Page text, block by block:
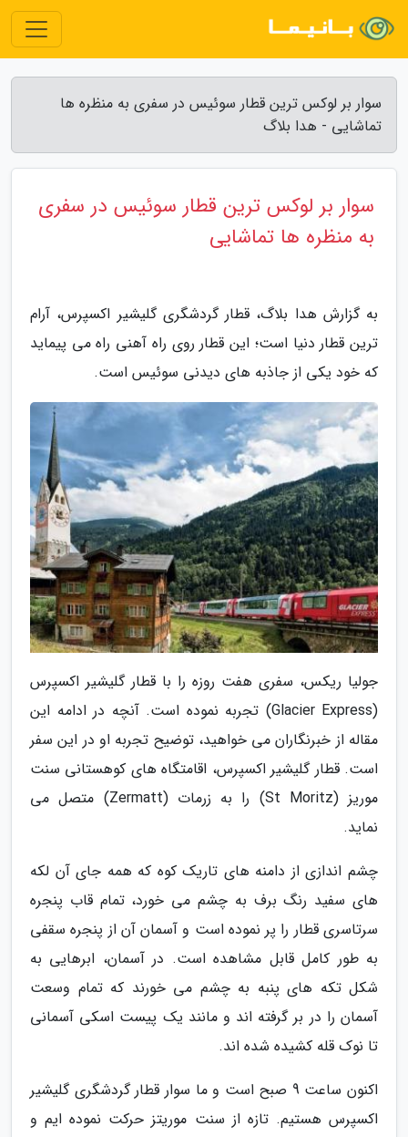
سوار بر لوکس ترین قطار سوئیس در سفری به منظره ها
تماشایی - هدا بلاگ
سوار بر لوکس ترین قطار سوئیس در سفری
به منظره ها تماشایی
به گزارش هدا بلاگ، قطار گردشگری گلیشیر اکسپرس، آرام
ترین قطار دنیا است؛ این قطار روی راه آهنی راه می پیماید
که خود یکی از جاذبه های دیدنی سوئیس است.
جولیا ریکس، سفری هفت روزه را با قطار گلیشیر اکسپرس
(Glacier Express) تجربه نموده است. آنچه در ادامه این
مقاله از خبرنگاران می خواهید، توضیح تجربه او در این سفر
است. قطار گلیشیر اکسپرس، اقامتگاه های کوهستانی سنت
موریز (St Moritz) را به زرمات (Zermatt) متصل می
نماید.
چشم اندازی از دامنه های تاریک کوه که همه جای آن لکه
های سفید رنگ برف به چشم می خورد، تمام قاب پنجره
سرتاسری قطار را پر نموده است و آسمان آن از پنجره سقفی
به طور کامل قابل مشاهده است. در آسمان، ابرهایی به
شکل تکه های پنبه به چشم می خورند که تمام وسعت
آسمان را در بر گرفته اند و مانند یک پیست اسکی آسمانی
تا نوک قله کشیده شده اند.
اکنون ساعت 9 صبح است و ما سوار قطار گردشگری گلیشیر
اکسپرس هستیم. تازه از سنت موریتز حرکت نموده ایم و